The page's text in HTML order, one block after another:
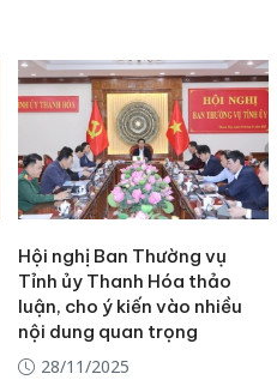
Hội nghị Ban Thường vụ
Tỉnh ủy Thanh Hóa thảo
luận, cho ý kiến vào nhiều
nội dung quan trọng
28/11/2025